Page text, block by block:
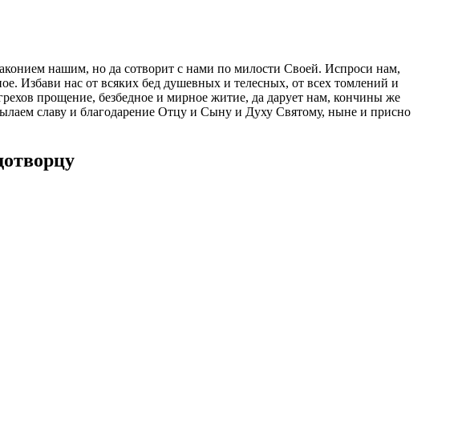
нашим, но да сотворит с нами по милости Своей. Испроси нам,
Избави нас от всяких бед душевных и телесных, от всех томлений и
прощение, безбедное и мирное житие, да дарует нам, кончины же
славу и благодарение Отцу и Сыну и Духу Святому, ныне и присно